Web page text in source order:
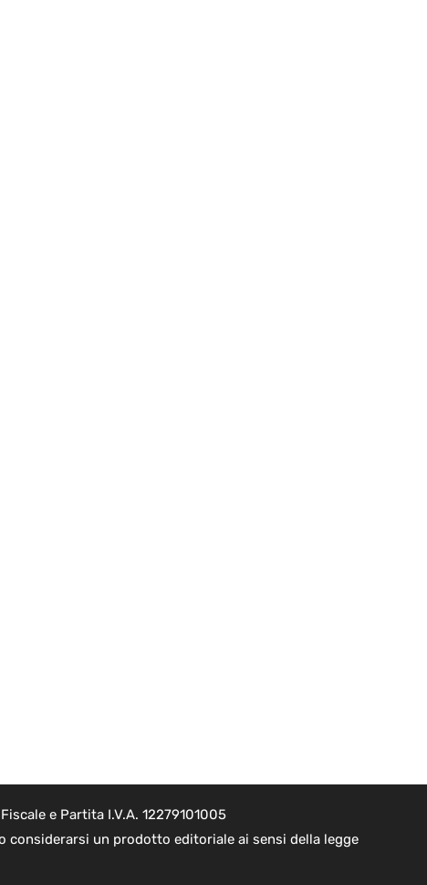
e Partita I.V.A. 12279101005
considerarsi un prodotto editoriale ai sensi della legge